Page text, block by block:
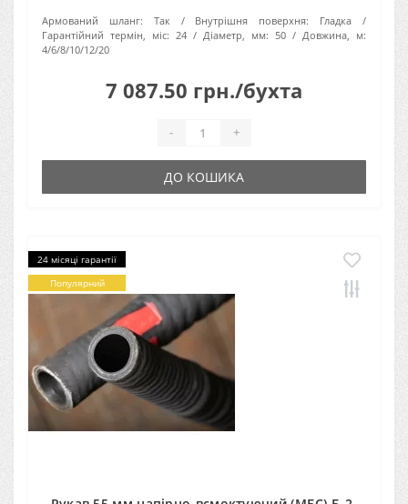
Армований шланг: Так Внутрішня поверхня:
Гладка
Гарантійний термін, міс: 24 Діаметр, мм: 50
Довжина, м:
4/6/8/10/12/20
7 087.50 грн./бухта
- +
ДО КОШИКА
24 місяці гарантії
Популярний